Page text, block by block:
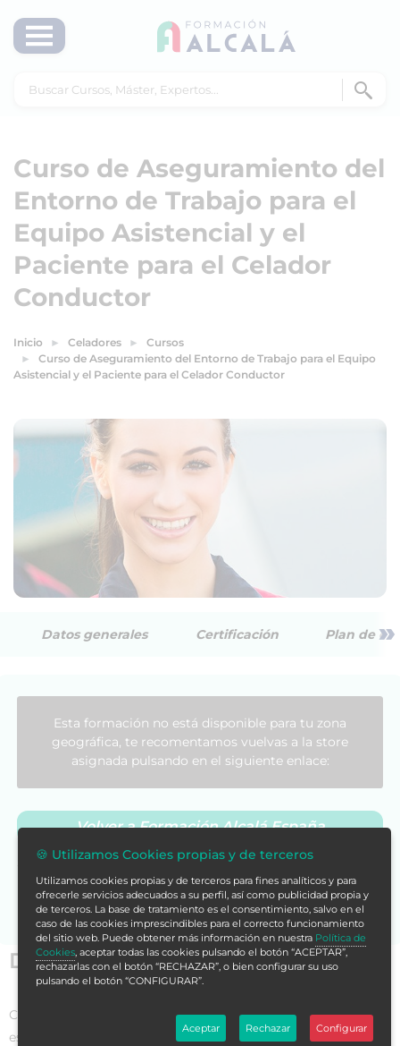
Curso de Aseguramiento del
Entorno de Trabajo para el
Equipo Asistencial y el
Paciente para el Celador
Conductor
Inicio Celadores
Cursos
Curso de Aseguramiento del Entorno de Trabajo para el Equipo
Asistencial y el Paciente para el Celador Conductor
Datos generales Certificación Plan de »
Datos generales
Cualquier profesional debeconocer los riesgos
a los que
está expuesto en todo momento en su trabajo, puesto que
Esta formación no está disponible para tu zona
geográfica, te recomentamos vuelvas a la store
asignada pulsando en el siguiente enlace:
Volver a Formación Alcalá España
Si no encuentras la formación en tu store,contáctanos
para asesorarte.
🍪 Utilizamos Cookies propias y de terceros
Utilizamos cookies propias y de terceros para fines analíticos y para
ofrecerle servicios adecuados a su perfil, así como publicidad propia y
de terceros. La base de tratamiento es el consentimiento, salvo en el
caso de las cookies imprescindibles para el correcto funcionamiento
del sitio web. Puede obtener más información en nuestra Política de
Cookies, aceptar todas las cookies pulsando el botón “ACEPTAR”,
rechazarlas con el botón “RECHAZAR”, o bien configurar su uso
pulsando el botón “CONFIGURAR”.
Aceptar Rechazar Configurar